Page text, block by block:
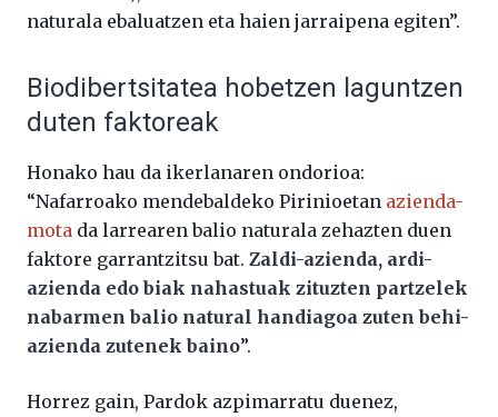
naturala ebaluatzen eta haien jarraipena egiten”.
Biodibertsitatea hobetzen laguntzen
duten faktoreak
Honako hau da ikerlanaren ondorioa:
“Nafarroako mendebaldeko Pirinioetan azienda-
mota da larrearen balio naturala zehazten duen
faktore garrantzitsu bat. Zaldi-azienda, ardi-
azienda edo biak nahastuak zituzten partzelek
nabarmen balio natural handiagoa zuten behi-
azienda zutenek baino”.
Horrez gain, Pardok azpimarratu duenez,